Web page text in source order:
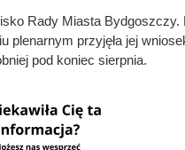
Rady Miasta
plenarnym przyjęła jej
pod koniec sierpnia.